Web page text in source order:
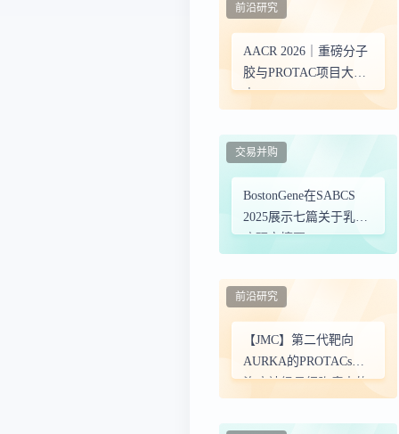
AACR 2026｜重磅分子
胶与PROTAC项目大盘
点
前沿研究
BostonGene在SABCS
2025展示七篇关于乳腺
癌研究摘要
交易并购
【JMC】第二代靶向
AURKA的PROTACs在
治疗神经母细胞瘤中的
前沿研究